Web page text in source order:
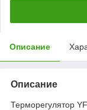
Описание
Описание
Терморегулятор